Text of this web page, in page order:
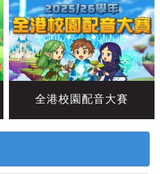
全港校園配音大賽